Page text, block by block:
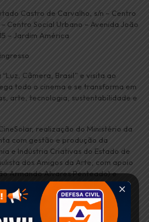
Castro de Carvalho, s/n – Centro
Centro Social Urbano – Avenida João
– Jardim América
Câmera, Brasil” e visita ao
todo o cinema e se transforma em
arte, tecnologia, sustentabilidade e
realização do Ministério da
com gestão e produção da
e Indústria Criativas do Estado de
dos Amigos da Arte, com apoio
Armando Alvares Penteado) e
de Cardoso, por meio da